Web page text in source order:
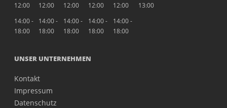
12:00
12:00
12:00
12:00
12:00
13:00
14:00 -
18:00
14:00 -
18:00
14:00 -
18:00
14:00 -
18:00
14:00 -
18:00
UNSER UNTERNEHMEN
Kontakt
Impressum
Datenschutz